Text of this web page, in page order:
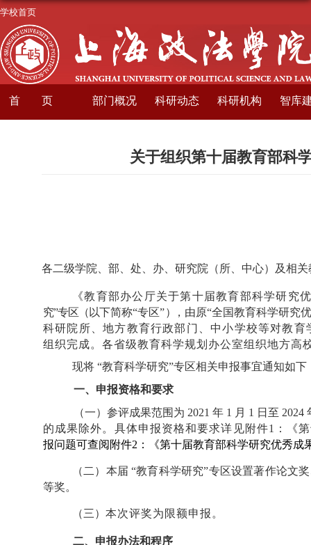
学校首页
首页 部门概况 科研动态 科研机构 智库
关于组织第十届教育部科
各二级学院、部、处、办、研究院（所、中心）及相关
《教育部办公厅关于第十届教育部科学研究
究”专区（以下简称“专区”）， 由原“全国教育科学研究
科研院所、地方教育行政部门、中小学校等对教育
组织完成。各省级教育科学规划办公室组织地方高
现将 “教育科学研究”专区相关申报事宜通知如下
一、 申报资格和要求
（一） 参评成果范围为 2021 年 1 月 1 日 至 2024
的成果除外。具体申报资格和要求详见附件1：
《
报问题可查阅附件2： 《第十届教育部科学研究优秀成
（ 二 ） 本届 “教育科学研究”专区设置著作论文
等奖。
（三） 本次评奖为限额申报。
二、 申报办法和程序